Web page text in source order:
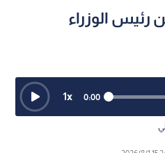
رئيس الوزراء
0:00
1x